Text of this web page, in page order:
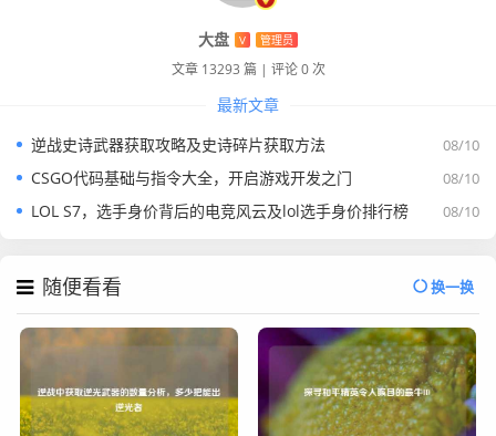
其中，体验到一场与众不同的游戏之旅，成为了 CSGO 游戏
中一道亮丽而独特的风景线。
大盘 V 管理员
文章 13293 篇 | 评论 0 次
最新文章
08/10
逆战史诗武器获取攻略及史诗碎片获取方法
08/10
CSGO代码基础与指令大全，开启游戏开发之门
08/10
LOL S7，选手身价背后的电竞风云及lol选手身价排行榜
随便看看 换一换